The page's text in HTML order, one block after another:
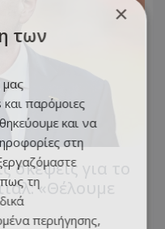
σκέψεις για το
«Θέλουμε
×
των
μας
παρόμοιες
και να
στη
τη
περιήγησης,